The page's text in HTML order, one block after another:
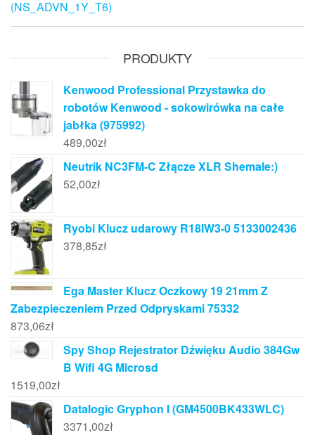
(NS_ADVN_1Y_T6)
PRODUKTY
Kenwood Professional Przystawka do
robotów Kenwood - sokowirówka na całe
jabłka (975992)
489,00zł
Neutrik NC3FM-C Złącze XLR Shemale:)
52,00zł
Ryobi Klucz udarowy R18IW3-0 5133002436
378,85zł
Ega Master Klucz Oczkowy 19 21mm Z
Zabezpieczeniem Przed Odpryskami 75332
873,06zł
Spy Shop Rejestrator Dźwięku Audio 384Gw
B Wifi 4G Microsd
1519,00zł
Datalogic Gryphon I (GM4500BK433WLC)
3371,00zł